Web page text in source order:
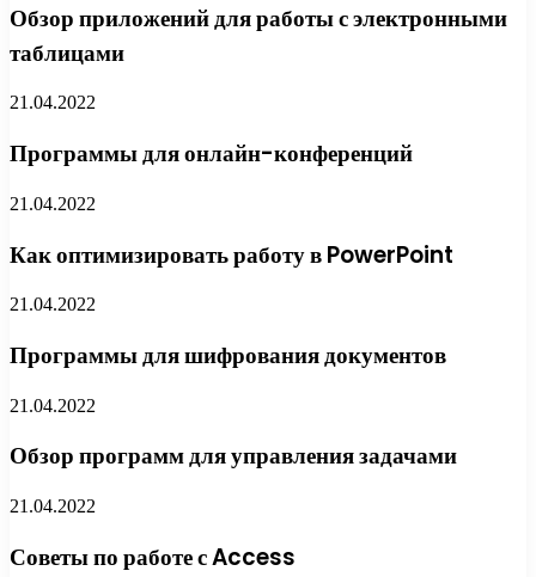
Обзор приложений для работы с электронными
таблицами
21.04.2022
Программы для онлайн-конференций
21.04.2022
Как оптимизировать работу в PowerPoint
21.04.2022
Программы для шифрования документов
21.04.2022
Обзор программ для управления задачами
21.04.2022
Советы по работе с Access